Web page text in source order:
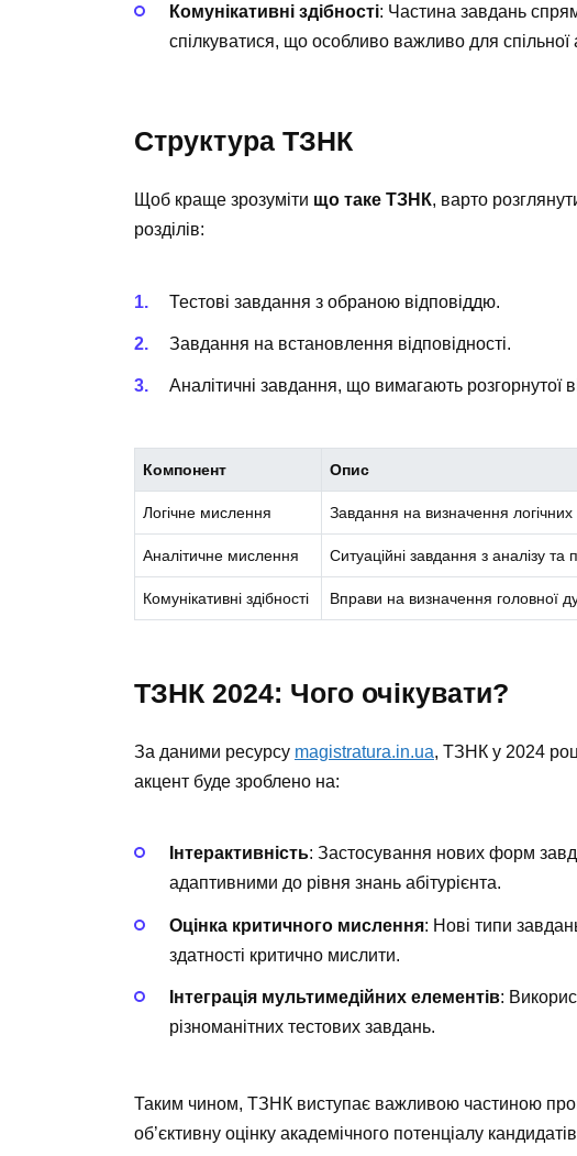
Комунікативні здібності: Частина завдань
спілкуватися, що особливо важливо для спільної
Структура ТЗНК
Щоб краще зрозуміти що таке ТЗНК, варто
розділів:
Тестові завдання з обраною відповіддю.
Завдання на встановлення відповідності.
Аналітичні завдання, що вимагають розгорнутої
Компонент Опис
Логічне мислення Завдання на визначення логічних
Аналітичне мислення Ситуаційні завдання з аналізу та
Комунікативні здібності Вправи на визначення головної
ТЗНК 2024: Чого очікувати?
За даними ресурсу magistratura.in.ua, ТЗНК у 2024
акцент буде зроблено на:
Інтерактивність: Застосування нових форм
адаптивними до рівня знань абітурієнта.
Оцінка критичного мислення: Нові типи
здатності критично мислити.
Інтеграція мультимедійних елементів:
різноманітних тестових завдань.
Таким чином, ТЗНК виступає важливою частиною
об’єктивну оцінку академічного потенціалу